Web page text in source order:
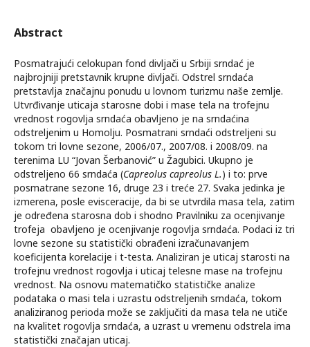
Abstract
Posmatrajući celokupan fond divljači u Srbiji srndać je
najbrojniji pretstavnik krupne divljači. Odstrel srndaća
pretstavlja značajnu ponudu u lovnom turizmu naše zemlje.
Utvrđivanje uticaja starosne dobi i mase tela na trofejnu
vrednost rogovlja srndaća obavljeno je na srndaćina
odstreljenim u Homolju. Posmatrani srndaći odstreljeni su
tokom tri lovne sezone, 2006/07., 2007/08. i 2008/09. na
terenima LU “Jovan Šerbanović” u Žagubici. Ukupno je
odstreljeno 66 srndaća (Capreolus capreolus L.) i to: prve
posmatrane sezone 16, druge 23 i treće 27. Svaka jedinka je
izmerena, posle evisceracije, da bi se utvrdila masa tela, zatim
je određena starosna dob i shodno Pravilniku za ocenjivanje
trofeja obavljeno je ocenjivanje rogovlja srndaća. Podaci iz tri
lovne sezone su statistički obrađeni izračunavanjem
koeficijenta korelacije i t-testa. Analiziran je uticaj starosti na
trofejnu vrednost rogovlja i uticaj telesne mase na trofejnu
vrednost. Na osnovu matematičko statističke analize
podataka o masi tela i uzrastu odstreljenih srndaća, tokom
analiziranog perioda može se zaključiti da masa tela ne utiče
na kvalitet rogovlja srndaća, a uzrast u vremenu odstrela ima
statistički značajan uticaj.